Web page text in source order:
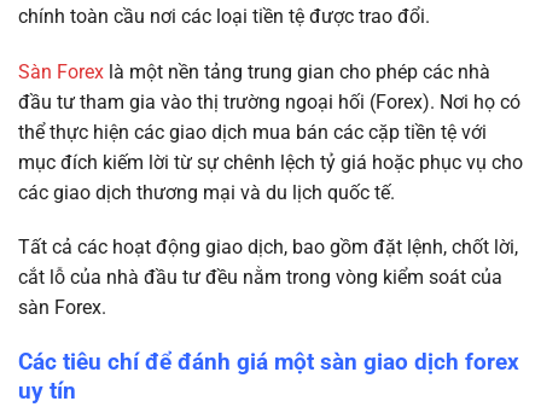
chính toàn cầu nơi các loại tiền tệ được trao đổi.
Sàn Forex là một nền tảng trung gian cho phép các nhà
đầu tư tham gia vào thị trường ngoại hối (Forex). Nơi họ có
thể thực hiện các giao dịch mua bán các cặp tiền tệ với
mục đích kiếm lời từ sự chênh lệch tỷ giá hoặc phục vụ cho
các giao dịch thương mại và du lịch quốc tế.
Tất cả các hoạt động giao dịch, bao gồm đặt lệnh, chốt lời,
cắt lỗ của nhà đầu tư đều nằm trong vòng kiểm soát của
sàn Forex.
Các tiêu chí để đánh giá một sàn giao dịch forex
uy tín